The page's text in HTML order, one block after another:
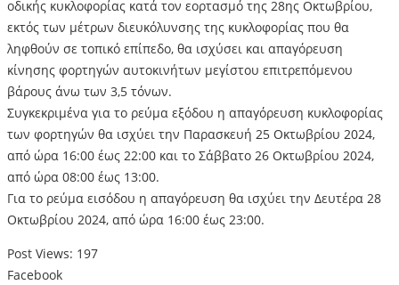
οδικής κυκλοφορίας κατά τον εορτασμό της 28ης Οκτωβρίου,
εκτός των μέτρων διευκόλυνσης της κυκλοφορίας που θα
ληφθούν σε τοπικό επίπεδο, θα ισχύσει και απαγόρευση
κίνησης φορτηγών αυτοκινήτων μεγίστου επιτρεπόμενου
βάρους άνω των 3,5 τόνων.
Συγκεκριμένα για το ρεύμα εξόδου η απαγόρευση κυκλοφορίας
των φορτηγών θα ισχύει την Παρασκευή 25 Οκτωβρίου 2024,
από ώρα 16:00 έως 22:00 και το Σάββατο 26 Οκτωβρίου 2024,
από ώρα 08:00 έως 13:00.
Για το ρεύμα εισόδου η απαγόρευση θα ισχύει την Δευτέρα 28
Οκτωβρίου 2024, από ώρα 16:00 έως 23:00.
Post Views: 197
Facebook